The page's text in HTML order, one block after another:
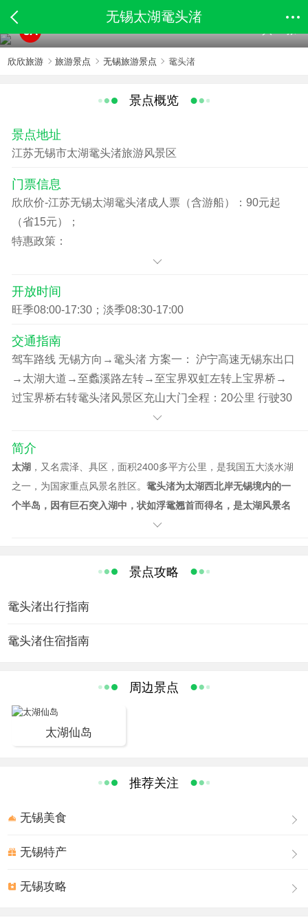
无锡太湖鼋头渚
5A
欣欣旅游 旅游景点 无锡旅游景点 鼋头渚
景点概览
景点地址
江苏无锡市太湖鼋头渚旅游风景区
门票信息
欣欣价-江苏无锡太湖鼋头渚成人票（含游船）：90元起
（省15元）；
特惠政策：
须有监护人陪同。
b.江苏省内60周岁（含）-69周岁（含）老人（凭《老年
证》，游船费35元自理）。
c.江苏省外及外宾70周岁（含）以上老人（凭有效身份证
件，游船费35元自理）。
d.现役军人、残疾人、新闻记者（凭有效身份证件,游船费
a.6周岁（不含）-18周岁（含
开放时间
旺季08:00-17:30；淡季08:30-17:00
交通指南
驾车路线 无锡方向→鼋头渚 方案一： 沪宁高速无锡东出口
→太湖大道→至蠡溪路左转→至宝界双虹左转上宝界桥→
过宝界桥右转鼋头渚风景区充山大门全程：20公里 行驶30
分钟左 右 方案二： 锡宜高速无锡西出口→至盛岸西路左转
风景区犊山大门全程：12公里 行驶15分钟左右 方案三：
无锡机场→机场路→312国道→至高浪路右转→高浪路底右
转至 宝界桥→左转至鼋头渚风景区充山大门全程：28公里
行驶30分钟左右 公交路线 无锡方向→鼋头渚 方案一： K1
20――17：00 票价二元
简介
太湖，又名震泽、具区，面积2400多平方公里，是我国五大淡水湖
之一，为国家重点风景名胜区。 鼋头渚为太湖西北岸无锡境内的一
个半岛，因有巨石突入湖中，状如浮鼋翘首而得名，是太湖风景名
太湖风光，融淡雅清秀与雄奇壮阔于一体，碧
在鼋头"；赵朴初称赞："鼋头渚景色胜天堂"。一代大师的瑰丽诗
名，更使鼋渚风韵名扬境内海内外。
原为“横云山庄”门楼，始建于1931年，结构古典，北式风格，斗拱
年前的鼋头渚，都要乘渡船到此，渡船在此停泊，故称“利涉”。渡
船将游人送到这里，不知“桃花源”在何处，就得“问津”。进牌坊，立
以照壁，饰以凤穿牡丹。壁后临水而筑“涵万轩”水榭，轩内悬挂“湖
湖堤两边所种的是日本的“染井吉野”，在日本的樱花品种中，“染井
桥是一座拱石桥，高耸湖面，堤岸遍植樱花，挡住了外湖的景色，
山坡自成一个空间，构成长春花漪的景色。
景点攻略
鼋头渚出行指南
鼋头渚住宿指南
周边景点
太湖仙岛
推荐关注
无锡美食
无锡特产
无锡攻略